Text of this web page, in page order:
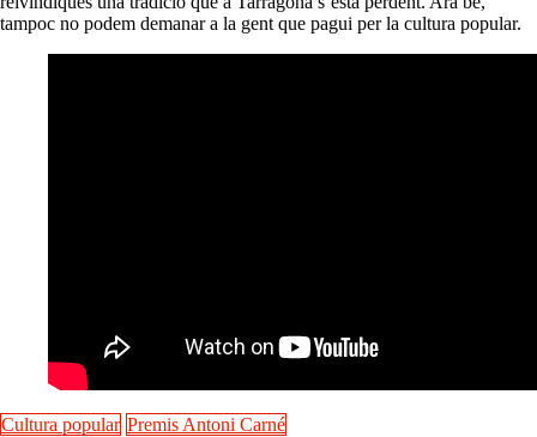
tampoc no podem demanar a la gent que pagui per la cultura popular.
Cultura popular Premis Antoni Carné